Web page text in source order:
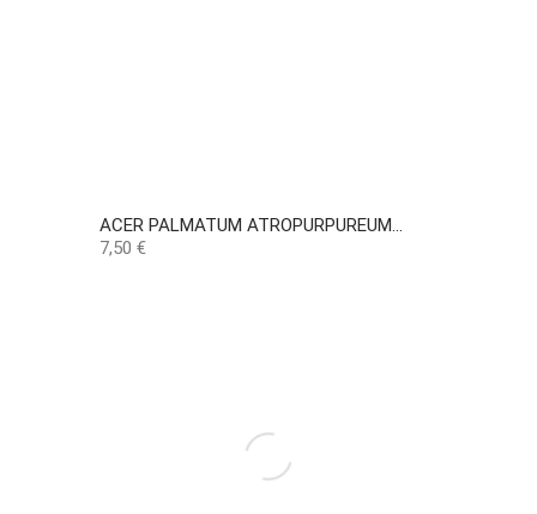
ACER PALMATUM ATROPURPUREUM...
Preço
7,50 €